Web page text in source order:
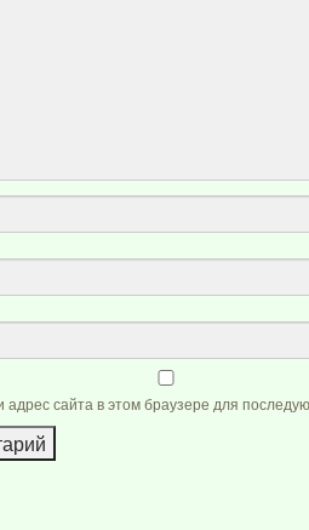
адрес сайта в этом браузере для